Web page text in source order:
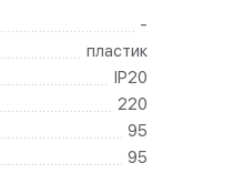
-
пластик
IP20
220
95
95